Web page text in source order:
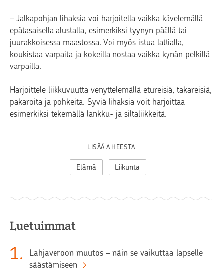
– Jalkapohjan lihaksia voi harjoitella vaikka kävelemällä
epätasaisella alustalla, esimerkiksi tyynyn päällä tai
juurakkoisessa maastossa. Voi myös istua lattialla,
koukistaa varpaita ja kokeilla nostaa vaikka kynän pelkillä
varpailla.
Harjoittele liikkuvuutta venyttelemällä etureisiä, takareisiä,
pakaroita ja pohkeita. Syviä lihaksia voit harjoittaa
esimerkiksi tekemällä lankku- ja siltaliikkeitä.
LISÄÄ AIHEESTA
Elämä Liikunta
Luetuimmat
1.
Lahjaveroon muutos – näin se vaikuttaa lapselle
säästämiseen